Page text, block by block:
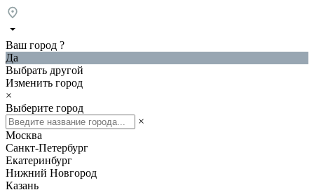
Ваш город ?
Да
Выбрать другой
Изменить город
×
Выберите город
×
Москва
Санкт-Петербург
Екатеринбург
Нижний Новгород
Казань